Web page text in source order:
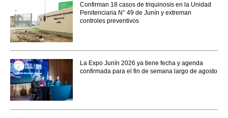
Confirman 18 casos de triquinosis en la Unidad
Penitenciaria N° 49 de Junín y extreman
controles preventivos
La Expo Junín 2026 ya tiene fecha y agenda
confirmada para el fin de semana largo de agosto